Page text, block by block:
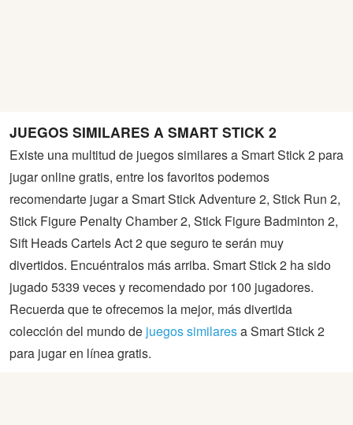
JUEGOS SIMILARES A SMART STICK 2
Existe una multitud de juegos similares a Smart Stick 2 para
jugar online gratis, entre los favoritos podemos
recomendarte jugar a Smart Stick Adventure 2, Stick Run 2,
Stick Figure Penalty Chamber 2, Stick Figure Badminton 2,
Sift Heads Cartels Act 2 que seguro te serán muy
divertidos. Encuéntralos más arriba. Smart Stick 2 ha sido
jugado 5339 veces y recomendado por 100 jugadores.
Recuerda que te ofrecemos la mejor, más divertida
colección del mundo de juegos similaresa Smart Stick 2
para jugar en línea gratis.